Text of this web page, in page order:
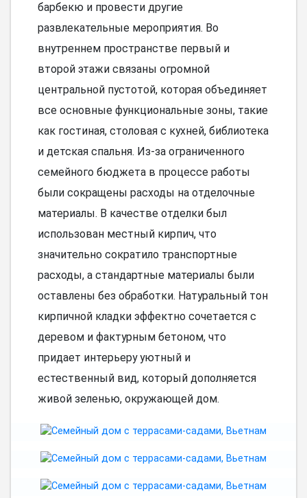
барбекю и провести другие
развлекательные мероприятия. Во
внутреннем пространстве первый и
второй этажи связаны огромной
центральной пустотой, которая объединяет
все основные функциональные зоны, такие
как гостиная, столовая с кухней, библиотека
и детская спальня. Из-за ограниченного
семейного бюджета в процессе работы
были сокращены расходы на отделочные
материалы. В качестве отделки был
использован местный кирпич, что
значительно сократило транспортные
расходы, а стандартные материалы были
оставлены без обработки. Натуральный тон
кирпичной кладки эффектно сочетается с
деревом и фактурным бетоном, что
придает интерьеру уютный и
естественный вид, который дополняется
живой зеленью, окружающей дом.